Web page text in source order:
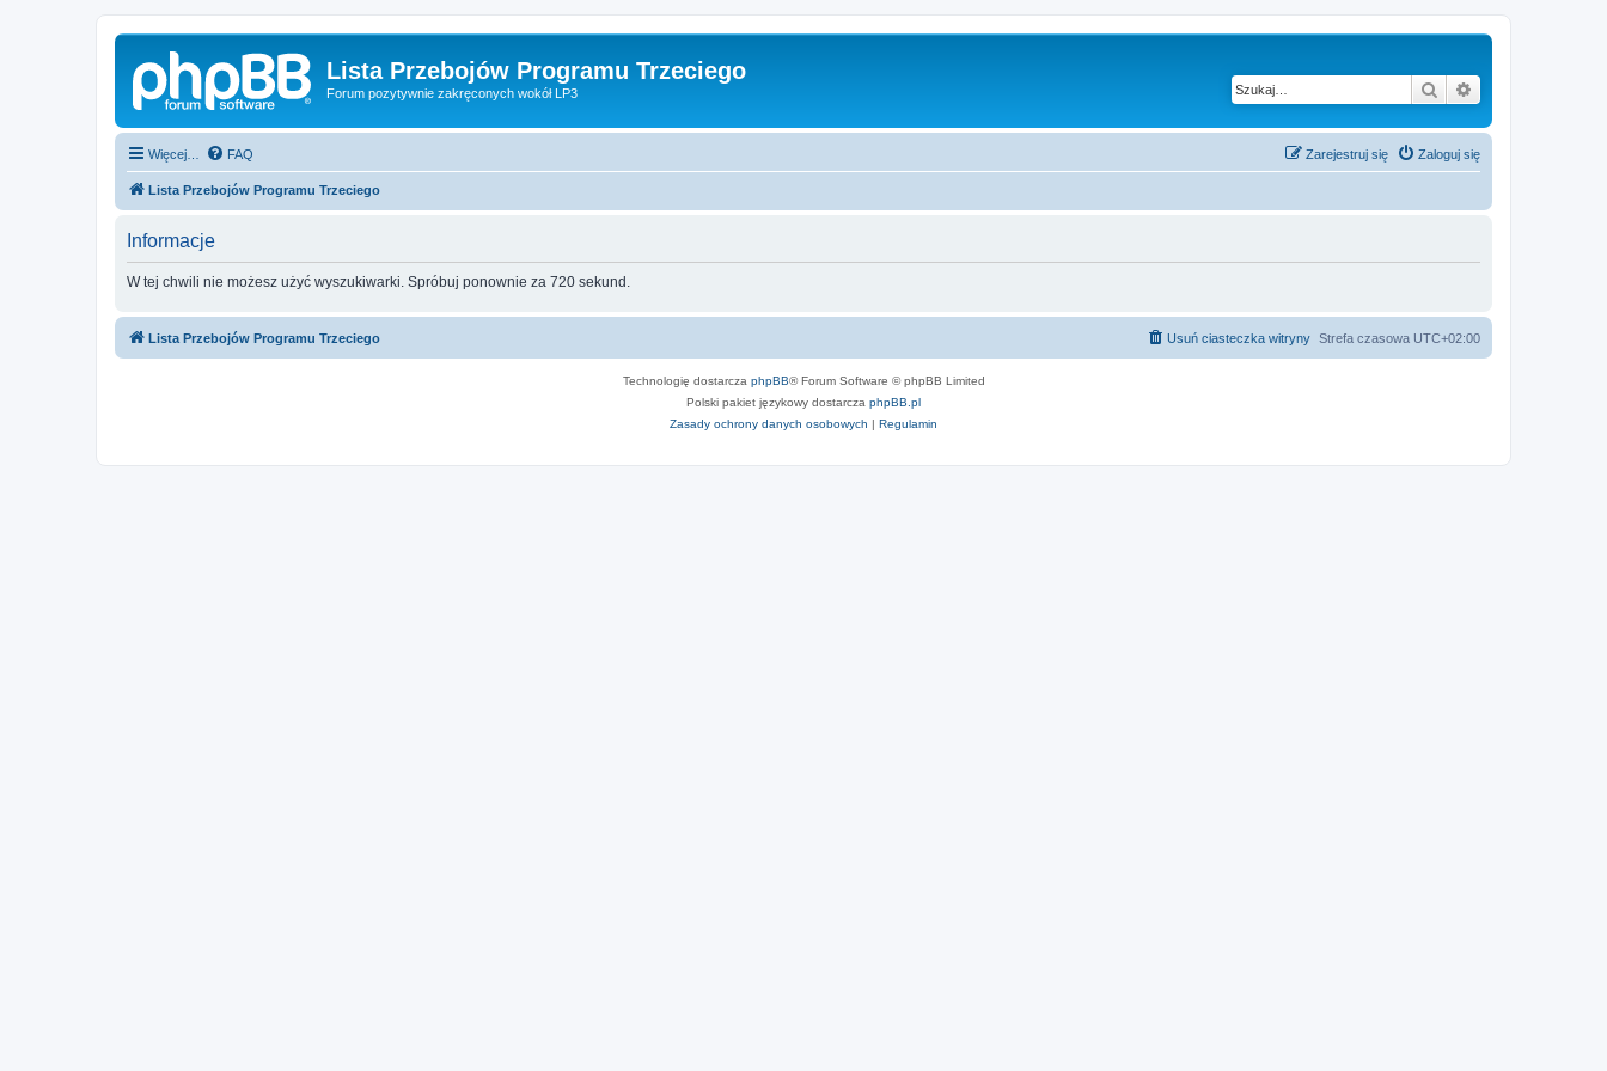
Lista Przebojów Programu Trzeciego
Forum pozytywnie zakręconych wokół LP3 Szukaj
Więcej… FAQ Zaloguj się
Zarejestruj się
Lista Przebojów Programu Trzeciego
Informacje
W tej chwili nie możesz użyć wyszukiwarki. Spróbuj ponownie za 720 sekund.
Lista Przebojów Programu Trzeciego Strefa czasowa UTC+02:00
Usuń ciasteczka witryny
Technologię dostarcza phpBB® Forum Software © phpBB Limited
Polski pakiet językowy dostarcza phpBB.pl
Zasady ochrony danych osobowych | Regulamin